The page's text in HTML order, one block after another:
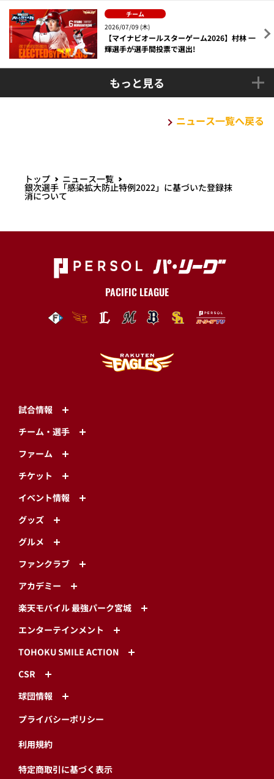
チーム
2026/07/09 (木)
【マイナビオールスターゲーム2026】村林 一
輝選手が選手間投票で選出!
もっと見る
ニュース一覧へ戻る
トップ ニュース一覧
銀次選手「感染拡大防止特例2022」に基づいた登録抹
消について
PACIFIC LEAGUE
試合情報
チーム・選手
ファーム
チケット
イベント情報
グッズ
グルメ
ファンクラブ
アカデミー
楽天モバイル 最強パーク宮城
エンターテインメント
TOHOKU SMILE ACTION
CSR
球団情報
プライバシーポリシー
利用規約
特定商取引に基づく表示